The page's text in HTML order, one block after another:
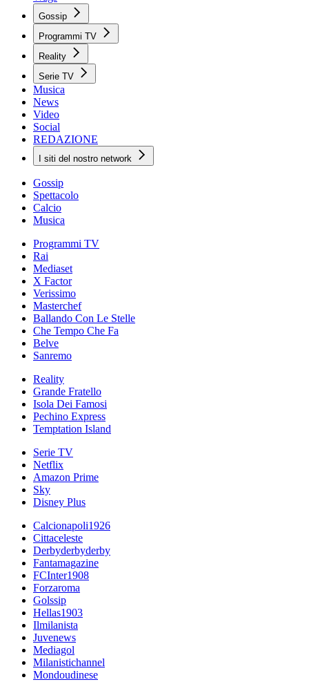
Gossip
Programmi TV
Reality
Serie TV
Musica
News
Video
Social
REDAZIONE
I siti del nostro network
Gossip
Spettacolo
Calcio
Musica
Programmi TV
Rai
Mediaset
X Factor
Verissimo
Masterchef
Ballando Con Le Stelle
Che Tempo Che Fa
Belve
Sanremo
Reality
Grande Fratello
Isola Dei Famosi
Pechino Express
Temptation Island
Serie TV
Netflix
Amazon Prime
Sky
Disney Plus
Calcionapoli1926
Cittaceleste
Derbyderbyderby
Fantamagazine
FCInter1908
Forzaroma
Golssip
Hellas1903
Ilmilanista
Juvenews
Mediagol
Milanistichannel
Mondoudinese